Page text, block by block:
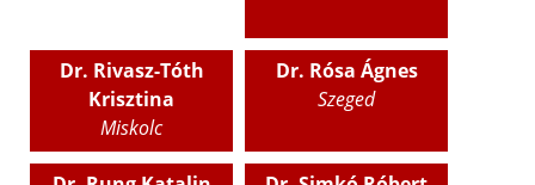
Dr. Rivasz-Tóth
Krisztina
Miskolc
Dr. Rósa Ágnes
Szeged